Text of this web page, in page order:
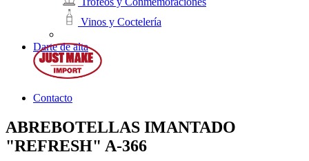
Vinos y Coctelería
Darte de alta
Contacto
ABREBOTELLAS IMANTADO
"REFRESH" A-366